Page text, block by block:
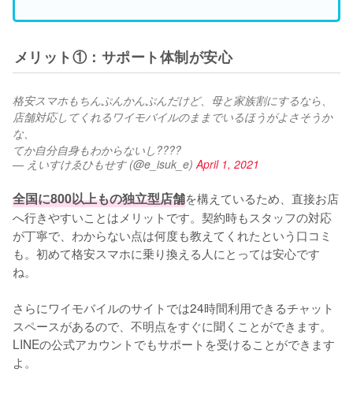
メリット①：サポート体制が安心
格安スマホもちんぷんかんぷんだけど、母と家族割にするなら、
店舗対応してくれるワイモバイルのままでいるほうがよさそうか
な、
てか自分自身もわからないし????
— えいすけゑひもせす (@e_isuk_e)April 1, 2021
全国に800以上もの独立型店舗を構えているため、直接お店
へ行きやすいことはメリットです。契約時もスタッフの対応
が丁寧で、わからない点は何度も教えてくれたという口コミ
も。初めて格安スマホに乗り換える人にとっては安心です
ね。
さらにワイモバイルのサイトでは24時間利用できるチャット
スペースがあるので、不明点をすぐに聞くことができます。
LINEの公式アカウントでもサポートを受けることができます
よ。